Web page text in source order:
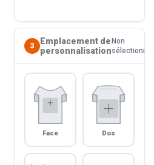
3
Emplacement de
personnalisation
Non
sélectionné
Face Dos